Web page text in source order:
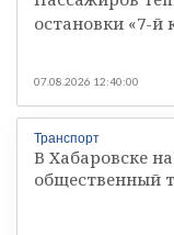
остановки «7-й
07.08.2026 12:40:00
Транспорт
В Хабаровске
общественный